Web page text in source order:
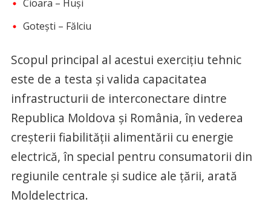
Cioara – Huși
Gotești – Fălciu
Scopul principal al acestui exercițiu tehnic
este de a testa și valida capacitatea
infrastructurii de interconectare dintre
Republica Moldova și România, în vederea
creșterii fiabilității alimentării cu energie
electrică, în special pentru consumatorii din
regiunile centrale și sudice ale țării, arată
Moldelectrica.